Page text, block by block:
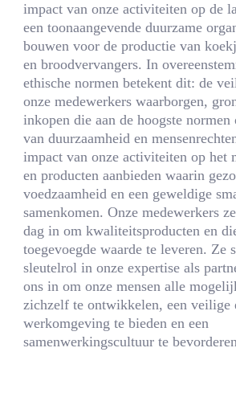
impact van onze activiteiten op de
een toonaangevende duurzame
bouwen voor de productie van
en broodvervangers. In
ethische normen betekent dit: de
onze medewerkers waarborgen,
inkopen die aan de hoogste normen
van duurzaamheid en
impact van onze activiteiten op het
en producten aanbieden waarin
voedzaamheid en een geweldige
samenkomen. Onze medewerkers
dag in om kwaliteitsproducten en
toegevoegde waarde te leveren. Ze
sleutelrol in onze expertise als
ons in om onze mensen alle
zichzelf te ontwikkelen, een veilige
werkomgeving te bieden en een
samenwerkingscultuur te